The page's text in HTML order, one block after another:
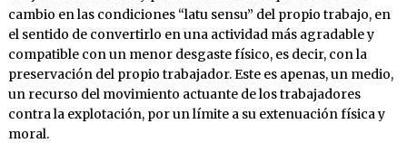
cambio en las condiciones “latu sensu” del propio trabajo, en
el sentido de convertirlo en una actividad más agradable y
compatible con un menor desgaste físico, es decir, con la
preservación del propio trabajador. Este es apenas, un medio,
un recurso del movimiento actuante de los trabajadores
contra la explotación, por un límite a su extenuación física y
moral.